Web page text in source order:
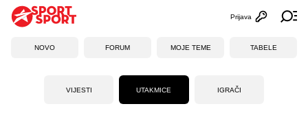
Otvori
Prijava
NOVO FORUM MOJE TEME TABELE
VIJESTI UTAKMICE IGRAČI